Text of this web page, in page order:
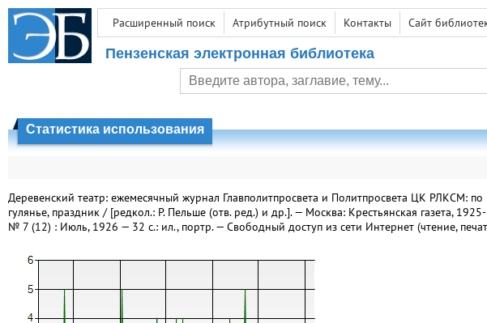
Расширенный поиск Атрибутный поиск Контакты Сайт
Пензенская электронная библиотека
Статистика использования
Деревенский театр: ежемесячный журнал Главполитпросвета и Политпросвета ЦК РЛКСМ:
гулянье, праздник / [редкол.: Р. Пельше (отв. ред.) и др.]. — Москва: Крестьянская газета,
№ 7 (12) : Июль, 1926 — 32 с.: ил., портр. — Свободный доступ из сети Интернет (чтение,